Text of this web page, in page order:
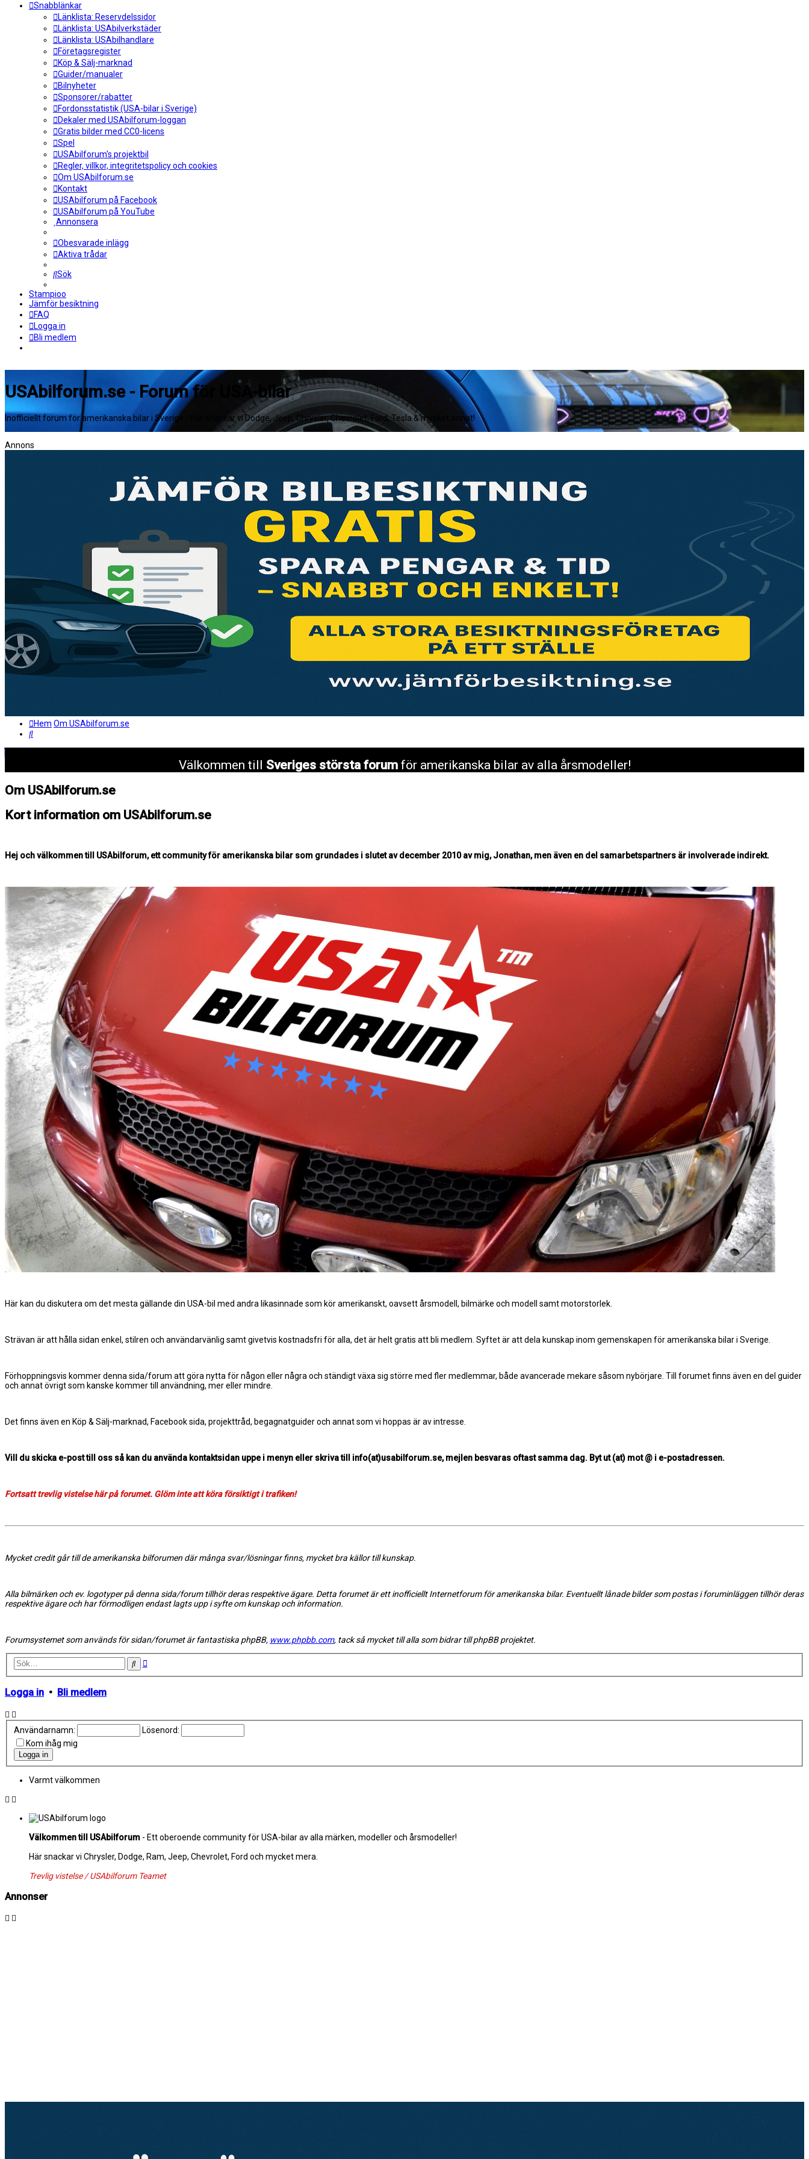
Snabblänkar
Länklista: Reservdelssidor
Länklista: USAbilverkstäder
Länklista: USAbilhandlare
Företagsregister
Köp & Sälj-marknad
Guider/manualer
Bilnyheter
Sponsorer/rabatter
Fordonsstatistik (USA-bilar i Sverige)
Dekaler med USAbilforum-loggan
Gratis bilder med CC0-licens
Spel
USAbilforum's projektbil
Regler, villkor, integritetspolicy och cookies
Om USAbilforum.se
Kontakt
USAbilforum på Facebook
USAbilforum på YouTube
Annonsera
Obesvarade inlägg
Aktiva trådar
Sök
Stampioo
Jämför besiktning
FAQ
Logga in
Bli medlem
USAbilforum.se - Forum för USA-bilar
Inofficiellt forum för amerikanska bilar i Sverige - Här snackar vi Dodge, Jeep, Chrysler, Chevrolet, Ford, Tesla & mycket annat!
Annons
Hem Om USAbilforum.se
Sök
Välkommen till Sveriges största forumför amerikanska bilar av alla årsmodeller!
Om USAbilforum.se
Kort information om USAbilforum.se
Hej och välkommen till USAbilforum, ett community för amerikanska bilar som grundades i slutet av december 2010 av mig, Jonathan, men även en del samarbetspartners är involverade indirekt.
Här kan du diskutera om det mesta gällande din USA-bil med andra likasinnade som kör amerikanskt, oavsett årsmodell, bilmärke och modell samt motorstorlek.
Strävan är att hålla sidan enkel, stilren och användarvänlig samt givetvis kostnadsfri för alla, det är helt gratis att bli medlem. Syftet är att dela kunskap inom gemenskapen för amerikanska bilar i Sverige.
Förhoppningsvis kommer denna sida/forum att göra nytta för någon eller några och ständigt växa sig större med fler medlemmar, både avancerade mekare såsom nybörjare. Till forumet finns även en del guider
och annat övrigt som kanske kommer till användning, mer eller mindre.
Det finns även en Köp & Sälj-marknad, Facebook sida, projekttråd, begagnatguider och annat som vi hoppas är av intresse.
Vill du skicka e-post till oss så kan du använda kontaktsidan uppe i menyn eller skriva till info(at)usabilforum.se, mejlen besvaras oftast samma dag. Byt ut (at) mot @ i e-postadressen.
Fortsatt trevlig vistelse här på forumet. Glöm inte att köra försiktigt i trafiken!
Mycket credit går till de amerikanska bilforumen där många svar/lösningar finns, mycket bra källor till kunskap.
Alla bilmärken och ev. logotyper på denna sida/forum tillhör deras respektive ägare. Detta forumet är ett inofficiellt Internetforum för amerikanska bilar. Eventuellt lånade bilder som postas i foruminläggen tillhör deras
respektive ägare och har förmodligen endast lagts upp i syfte om kunskap och information.
Forumsystemet som används för sidan/forumet är fantastiska phpBB, www.phpbb.com, tack så mycket till alla som bidrar till phpBB projektet.
SökAvancerad
Logga in • Bli medlem
Användarnamn:
Lösenord:
Kom ihåg mig
Varmt välkommen
Välkommen till USAbilforum - Ett oberoende community för USA-bilar av alla märken, modeller och årsmodeller!
Här snackar vi Chrysler, Dodge, Ram, Jeep, Chevrolet, Ford och mycket mera.
Trevlig vistelse / USAbilforum Teamet
Annonser